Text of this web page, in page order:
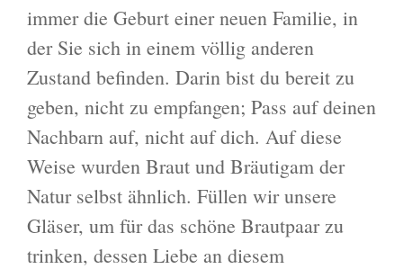
immer die Geburt einer neuen Familie, in
der Sie sich in einem völlig anderen
Zustand befinden. Darin bist du bereit zu
geben, nicht zu empfangen; Pass auf deinen
Nachbarn auf, nicht auf dich. Auf diese
Weise wurden Braut und Bräutigam der
Natur selbst ähnlich. Füllen wir unsere
Gläser, um für das schöne Brautpaar zu
trinken, dessen Liebe an diesem